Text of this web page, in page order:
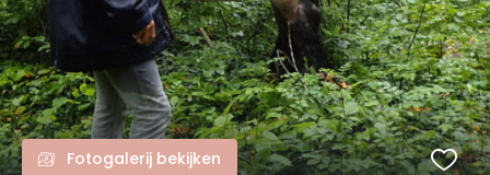
Fotogalerij bekijken